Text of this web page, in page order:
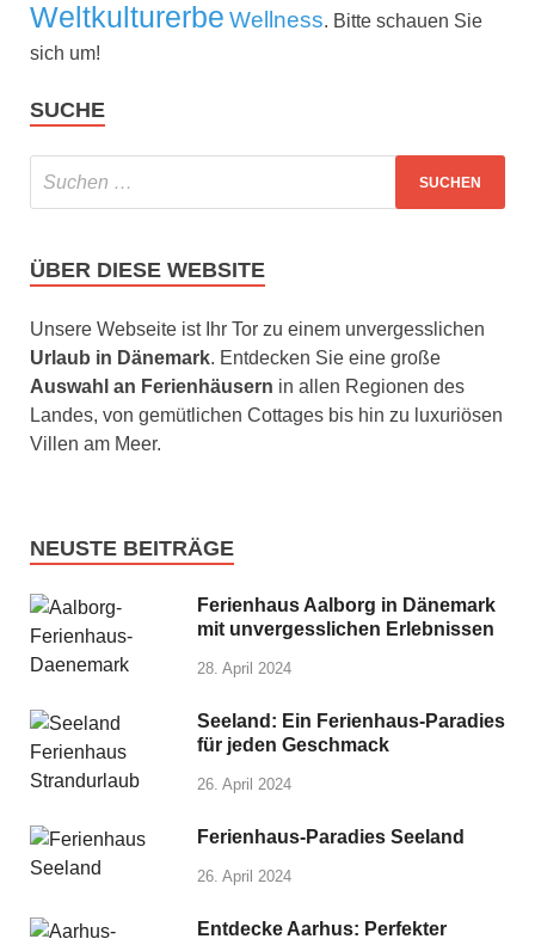
Weltkulturerbe Wellness. Bitte schauen Sie
sich um!
SUCHE
ÜBER DIESE WEBSITE
Unsere Webseite ist Ihr Tor zu einem unvergesslichen
Urlaub in Dänemark. Entdecken Sie eine große
Auswahl an Ferienhäusern in allen Regionen des
Landes, von gemütlichen Cottages bis hin zu luxuriösen
Villen am Meer.
NEUSTE BEITRÄGE
Ferienhaus Aalborg in Dänemark
mit unvergesslichen Erlebnissen
28. April 2024
Seeland: Ein Ferienhaus-Paradies
für jeden Geschmack
26. April 2024
Ferienhaus-Paradies Seeland
26. April 2024
Entdecke Aarhus: Perfekter